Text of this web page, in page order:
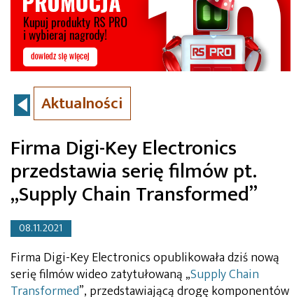
Aktualności
Firma Digi-Key Electronics
przedstawia serię filmów pt.
„Supply Chain Transformed”
08.11.2021
Firma Digi-Key Electronics opublikowała dziś nową
serię filmów wideo zatytułowaną „Supply Chain
Transformed”, przedstawiającą drogę komponentów